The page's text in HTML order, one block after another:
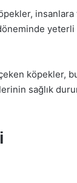
insanlara
köpekler,
sağlık